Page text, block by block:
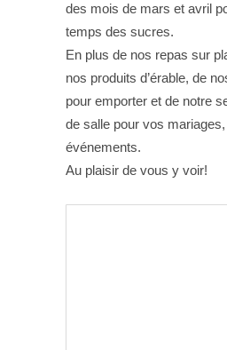
des mois de mars et avril
temps des sucres.
En plus de nos repas sur
nos produits d’érable, de
pour emporter et de notre
de salle pour vos
événements.
Au plaisir de vous y voir!